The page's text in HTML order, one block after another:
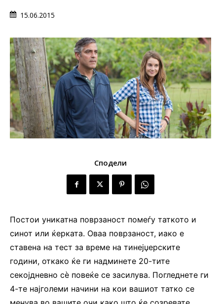
15.06.2015
Сподели
Постои уникатна поврзаност помеѓу таткото и
синот или ќерката. Оваа поврзаност, иако е
ставена на тест за време на тинејџерските
години, откако ќе ги надминете 20-тите
секојдневно сè повеќе се засилува. Погледнете ги
4-те најголеми начини на кои вашиот татко се